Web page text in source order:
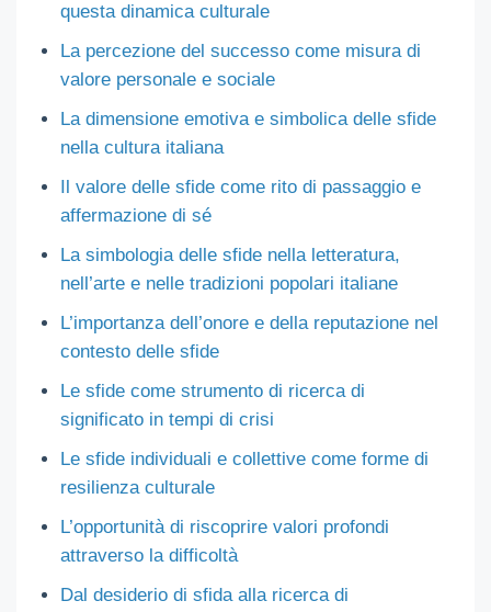
questa dinamica culturale
La percezione del successo come misura di
valore personale e sociale
La dimensione emotiva e simbolica delle sfide
nella cultura italiana
Il valore delle sfide come rito di passaggio e
affermazione di sé
La simbologia delle sfide nella letteratura,
nell’arte e nelle tradizioni popolari italiane
L’importanza dell’onore e della reputazione nel
contesto delle sfide
Le sfide come strumento di ricerca di
significato in tempi di crisi
Le sfide individuali e collettive come forme di
resilienza culturale
L’opportunità di riscoprire valori profondi
attraverso la difficoltà
Dal desiderio di sfida alla ricerca di